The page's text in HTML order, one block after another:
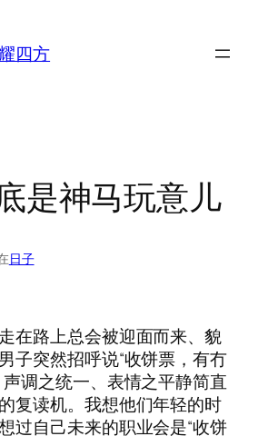
四方
是神马玩意儿
日子
在路上总会被迎面而来、貌
子突然招呼说“收饼票，有冇
调之统一、表情之平静简直
复读机。我想他们年轻的时
过自己未来的职业会是“收饼